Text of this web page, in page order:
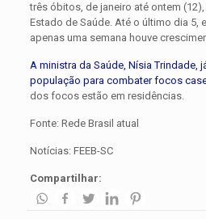
três óbitos, de janeiro até ontem
Estado de Saúde. Até o último dia 5,
apenas uma semana houve
A ministra da Saúde, Nísia Trindade,
população para combater focos
dos focos estão em residências.
Fonte: Rede Brasil atual
Notícias: FEEB-SC
Compartilhar: